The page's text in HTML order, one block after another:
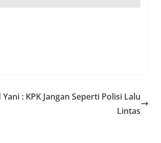
: KPK Jangan Seperti Polisi Lalu
Lintas